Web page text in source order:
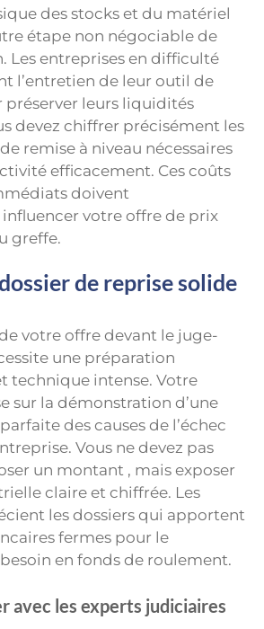
des stocks et du matériel
étape non négociable de
Les entreprises en difficulté
l’entretien de leur outil de
leurs liquidités
devez chiffrer précisément les
remise à niveau nécessaires
efficacement. Ces coûts
doivent
votre offre de prix
greffe.
de reprise solide
votre offre devant le juge-
une préparation
technique intense. Votre
sur la démonstration d’une
des causes de l’échec
Vous ne devez pas
un montant , mais exposer
claire et chiffrée. Les
les dossiers qui apportent
fermes pour le
en fonds de roulement.
avec les experts judiciaires